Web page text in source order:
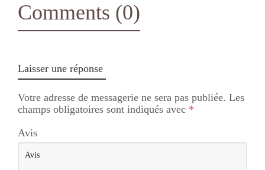
Comments (0)
Laisser une réponse
Votre adresse de messagerie ne sera pas publiée. Les
champs obligatoires sont indiqués avec *
Avis